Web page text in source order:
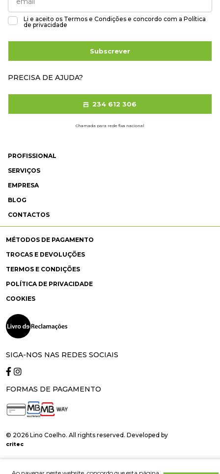
Ao navegar neste website, concordo que esta página
PROFISSIONAL
SERVIÇOS
EMPRESA
BLOG
CONTACTOS
MÉTODOS DE PAGAMENTO
TROCAS E DEVOLUÇÕES
TERMOS E CONDIÇÕES
POLÍTICA DE PRIVACIDADE
COOKIES
SIGA-NOS NAS REDES SOCIAIS
FORMAS DE PAGAMENTO
Li e aceito os Termos e Condições e concordo com a Política
de privacidade
Subscrever
PRECISA DE AJUDA?
234 612 306
Chamada para rede fixa nacional
© 2026 Lino Coelho. All rights reserved. Developed by
critec